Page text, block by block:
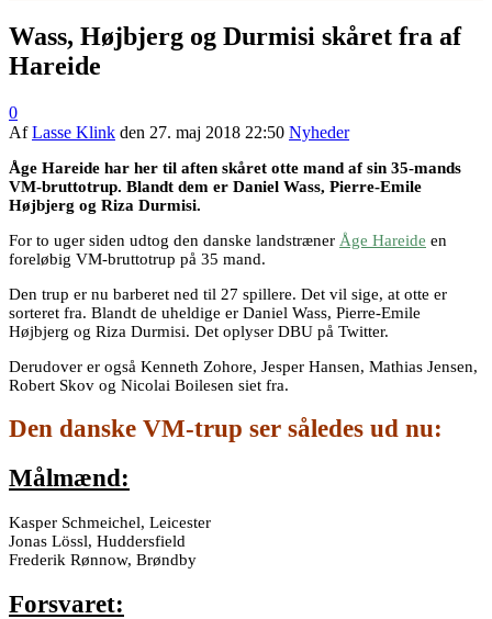
Wass, Højbjerg og Durmisi skåret fra af
Hareide
0
AfLasse Klink den 27. maj 2018 22:50 Nyheder
Åge Hareide har her til aften skåret otte mand af sin 35-mands
VM-bruttotrup. Blandt dem er Daniel Wass, Pierre-Emile
Højbjerg og Riza Durmisi.
For to uger siden udtog den danske landstræner Åge Hareide en
foreløbig VM-bruttotrup på 35 mand.
Den trup er nu barberet ned til 27 spillere. Det vil sige, at otte er
sorteret fra. Blandt de uheldige er Daniel Wass, Pierre-Emile
Højbjerg og Riza Durmisi. Det oplyser DBU på Twitter.
Derudover er også Kenneth Zohore, Jesper Hansen, Mathias Jensen,
Robert Skov og Nicolai Boilesen siet fra.
Den danske VM-trup ser således ud nu:
Målmænd:
Kasper Schmeichel, Leicester
Jonas Lössl, Huddersfield
Frederik Rønnow, Brøndby
Forsvaret: